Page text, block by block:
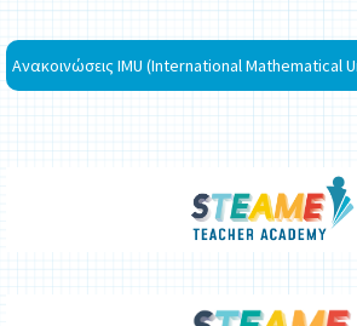
Ανακοινώσεις IMU (International Mathematical